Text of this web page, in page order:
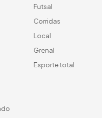
Futsal
Corridas
Local
Grenal
Esporte total